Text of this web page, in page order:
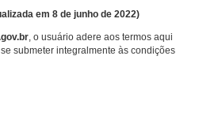
em 8 de junho de 2022)
, o usuário adere aos termos aqui
submeter integralmente às condições